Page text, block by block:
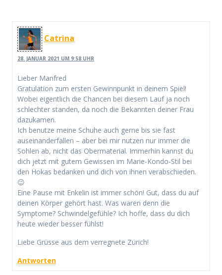
Catrina
28. JANUAR 2021 UM 9:58 UHR
Lieber Manfred
Gratulation zum ersten Gewinnpunkt in deinem Spiel!
Wobei eigentlich die Chancen bei diesem Lauf ja noch
schlechter standen, da noch die Bekannten deiner Frau
dazukamen.
Ich benutze meine Schuhe auch gerne bis sie fast
auseinanderfallen – aber bei mir nutzen nur immer die
Sohlen ab, nicht das Obermaterial. Immerhin kannst du
dich jetzt mit gutem Gewissen im Marie-Kondo-Stil bei
den Hokas bedanken und dich von ihnen verabschieden.
😉
Eine Pause mit Enkelin ist immer schön! Gut, dass du auf
deinen Körper gehört hast. Was waren denn die
Symptome? Schwindelgefühle? Ich hoffe, dass du dich
heute wieder besser fühlst!
Liebe Grüsse aus dem verregnete Zürich!
Antworten